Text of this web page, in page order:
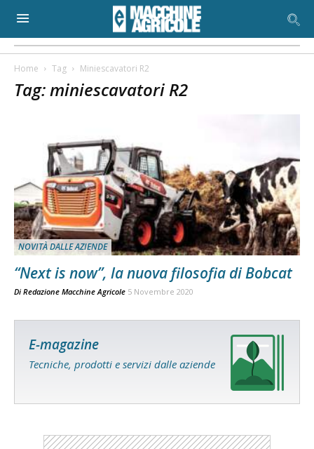
Home Tag Miniescavatori R2
Tag: miniescavatori R2
NOVITÀ DALLE AZIENDE
“Next is now”, la nuova filosofia di Bobcat
Di Redazione Macchine Agricole 5 Novembre 2020
E-magazine
Tecniche, prodotti e servizi dalle aziende